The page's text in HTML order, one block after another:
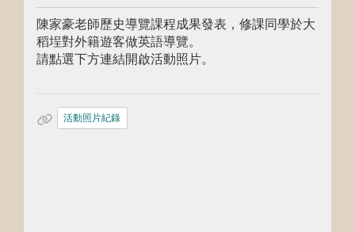
陳家豪老師歷史導覽課程成果發表，修課同學於大
稻埕對外籍遊客做英語導覽。
請點選下方連結開啟活動照片。
活動照片紀錄